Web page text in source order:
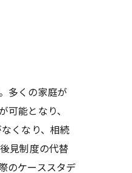
多くの家庭が
能となり、
くなり、相続
見制度の代替
のケーススタデ